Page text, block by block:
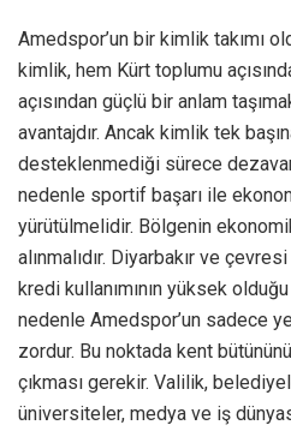
Amedspor’un bir kimlik takımı
kimlik, hem Kürt toplumu
açısından güçlü bir anlam
avantajdır. Ancak kimlik tek
desteklenmediği sürece
nedenle sportif başarı ile
yürütülmelidir. Bölgenin
alınmalıdır. Diyarbakır ve
kredi kullanımının yüksek
nedenle Amedspor’un sadece
zordur. Bu noktada kent
çıkması gerekir. Valilik,
üniversiteler, medya ve iş